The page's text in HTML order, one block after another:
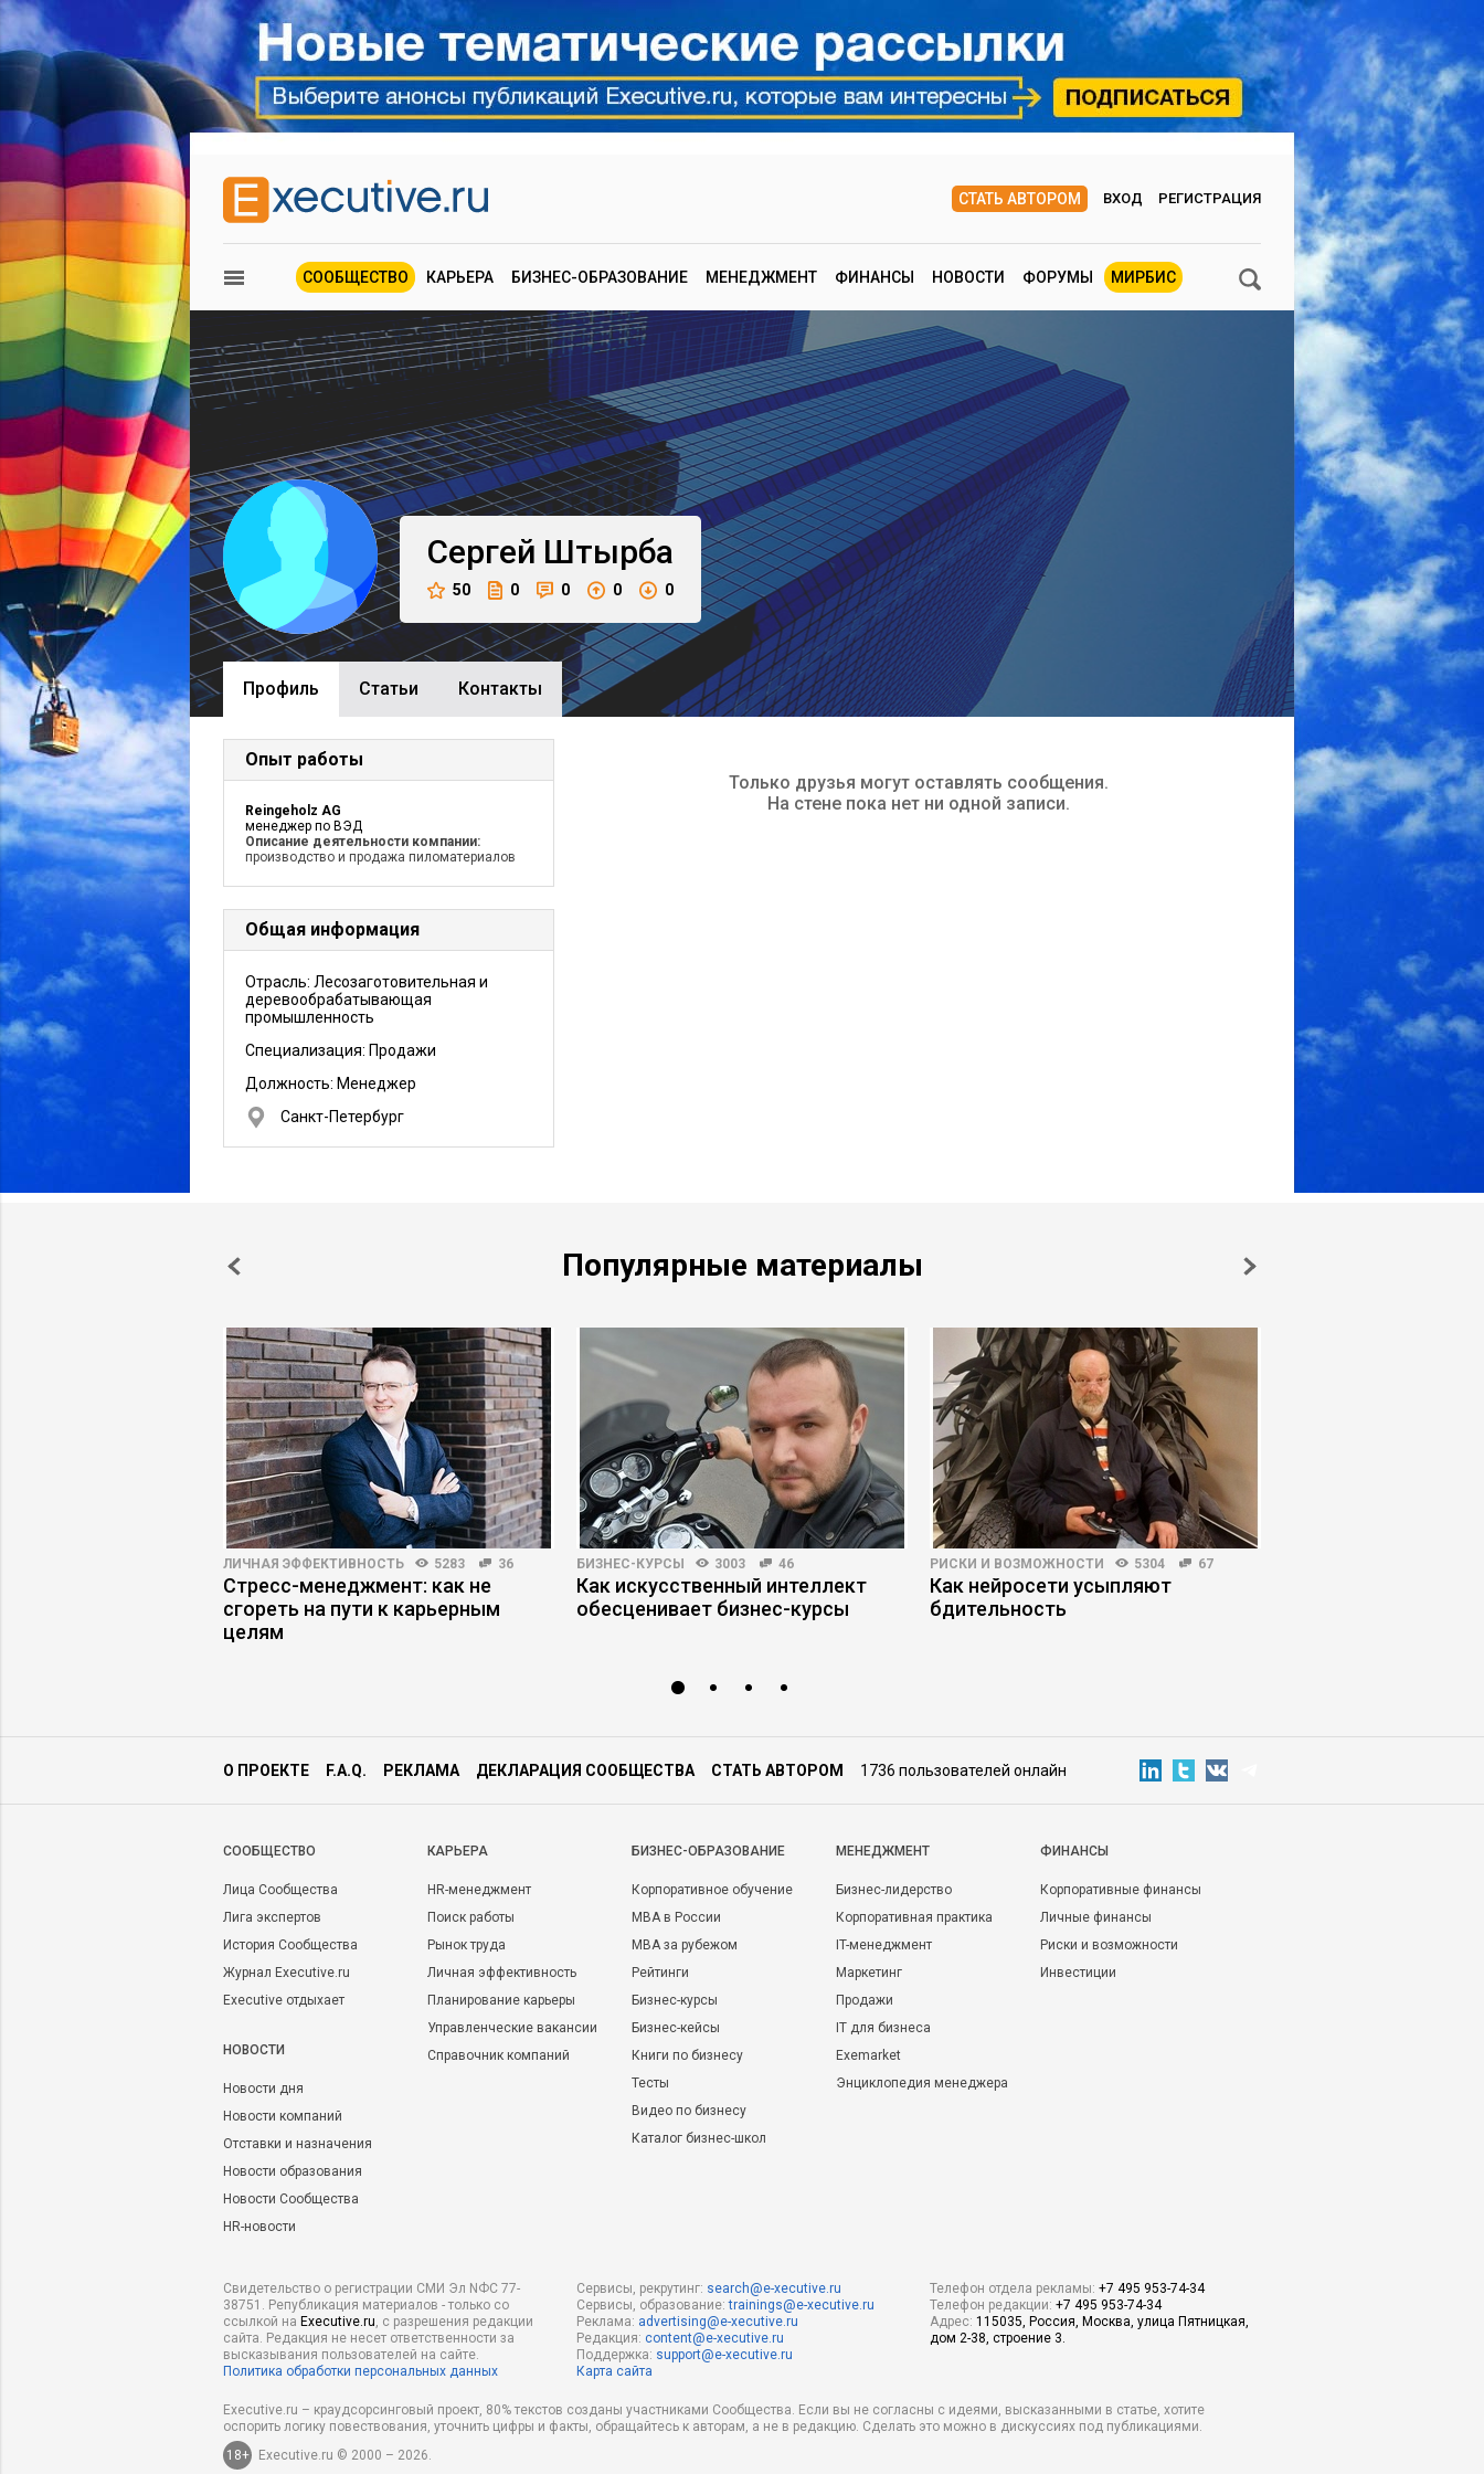
СТАТЬ АВТОРОМ ВХОД РЕГИСТРАЦИЯ
СООБЩЕСТВО КАРЬЕРА БИЗНЕС-ОБРАЗОВАНИЕ МЕНЕДЖМЕНТ ФИНАНСЫ НОВОСТИ ФОРУМЫ МИРБИС
Сергей Штырба
50 0 0 0 0
Профиль Cтатьи Контакты
Опыт работы
Reingeholz AG
менеджер по ВЭД
Описание деятельности компании:
производство и продажа пиломатериалов
Общая информация
Отрасль: Лесозаготовительная и
деревообрабатывающая
промышленность
Специализация: Продажи
Должность: Менеджер
Санкт-Петербург
Только друзья могут оставлять сообщения.
На стене пока нет ни одной записи.
Популярные материалы
ЛИЧНАЯ ЭФФЕКТИВНОСТЬ 5283 36
Стресс-менеджмент: как не
сгореть на пути к карьерным
целям
БИЗНЕС-КУРСЫ 3003 46
Как искусственный интеллект
обесценивает бизнес-курсы
РИСКИ И ВОЗМОЖНОСТИ 5304 67
Как нейросети усыпляют
бдительность
О ПРОЕКТЕ F.A.Q. РЕКЛАМА ДЕКЛАРАЦИЯ СООБЩЕСТВА СТАТЬ АВТОРОМ 1736 пользователей онлайн
CООБЩЕСТВО
Лица Сообщества
Лига экспертов
История Сообщества
Журнал Executive.ru
Executive отдыхает
НОВОСТИ
Новости дня
Новости компаний
Отставки и назначения
Новости образования
Новости Сообщества
HR-новости
КАРЬЕРА
HR-менеджмент
Поиск работы
Рынок труда
Личная эффективность
Планирование карьеры
Управленческие вакансии
Справочник компаний
БИЗНЕС-ОБРАЗОВАНИЕ
Корпоративное обучение
MBA в России
MBA за рубежом
Рейтинги
Бизнес-курсы
Бизнес-кейсы
Книги по бизнесу
Тесты
Видео по бизнесу
Каталог бизнес-школ
МЕНЕДЖМЕНТ
Бизнес-лидерство
Корпоративная практика
IT-менеджмент
Маркетинг
Продажи
IT для бизнеса
Exemarket
Энциклопедия менеджера
ФИНАНСЫ
Корпоративные финансы
Личные финансы
Риски и возможности
Инвестиции
Свидетельство о регистрации СМИ Эл NФС 77-
38751. Републикация материалов - только со
ссылкой на Executive.ru, с разрешения редакции
сайта. Редакция не несет ответственности за
высказывания пользователей на сайте.
Политика обработки персональных данных
Сервисы, рекрутинг: search@e-xecutive.ru
Сервисы, образование:trainings@e-xecutive.ru
Реклама: advertising@e-xecutive.ru
Редакция: content@e-xecutive.ru
Поддержка: support@e-xecutive.ru
Карта сайта
Телефон отдела рекламы: +7 495 953-74-34
Телефон редакции: +7 495 953-74-34
Адрес: 115035, Россия, Москва, улица Пятницкая,
дом 2-38, строение 3.
Executive.ru – краудсорсинговый проект, 80% текстов созданы участниками Сообщества. Если вы не согласны с идеями, высказанными в статье, хотите
оспорить логику повествования, уточнить цифры и факты, обращайтесь к авторам, а не в редакцию. Сделать это можно в дискуссиях под публикациями.
18+
Executive.ru © 2000 – 2026.